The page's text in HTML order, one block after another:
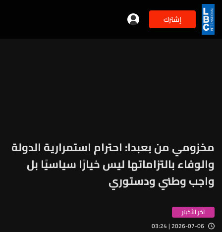
إشترك
مخزومي من بعبدا: احترام استمرارية الدولة
والوفاء بالتزاماتها ليس خيارًا سياسيًا بل
واجب وطني ودستوري
آخر الأخبار
2026-07-06 | 03:24